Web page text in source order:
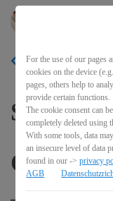
BACK
Social
Connect
For the use of our pages
cookies on the device
pages, others help to
provide certain functions.
The cookie consent can
completely deleted using
With some tools, data
an insecure level of data
found in our ->privacy
AGB